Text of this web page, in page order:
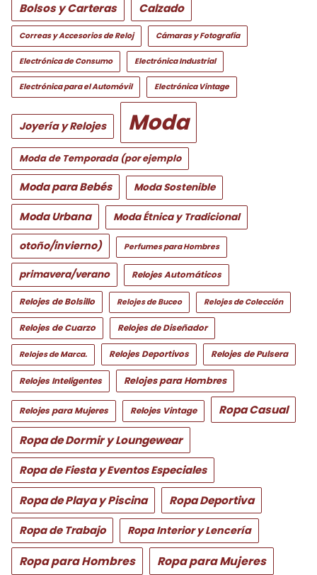
Bolsos y Carteras Calzado
Correas y Accesorios de Reloj Cámaras y Fotografía
Electrónica de Consumo Electrónica Industrial
Electrónica para el Automóvil Electrónica Vintage
Joyería y Relojes Moda
Moda de Temporada (por ejemplo
Moda para Bebés Moda Sostenible
Moda Urbana Moda Étnica y Tradicional
otoño/invierno) Perfumes para Hombres
primavera/verano Relojes Automáticos
Relojes de Bolsillo Relojes de Buceo Relojes de Colección
Relojes de Cuarzo Relojes de Diseñador
Relojes de Marca. Relojes Deportivos Relojes de Pulsera
Relojes Inteligentes Relojes para Hombres
Relojes para Mujeres Relojes Vintage Ropa Casual
Ropa de Dormir y Loungewear
Ropa de Fiesta y Eventos Especiales
Ropa de Playa y Piscina
Ropa Deportiva
Ropa de Trabajo
Ropa Interior y Lencería
Ropa para Hombres Ropa para Mujeres